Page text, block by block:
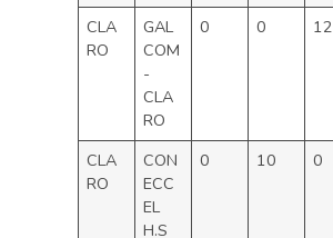
CLA
RO
GAL
COM
-
CLA
RO
0 0 12
CLA
RO
CON
ECC
EL
H.S
0 10 0